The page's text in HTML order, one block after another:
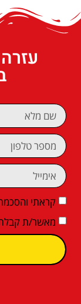
קראתי
מאשר/ת קבלת